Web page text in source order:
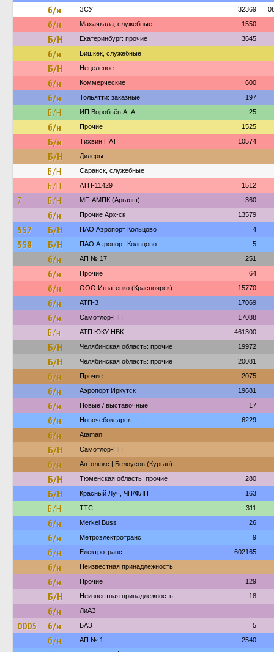
б/н ЗСУ 32369
б/н Махачкала, служебные 1550
Б/Н Екатеринбург: прочие 3645
б/н Бишкек, служебные
Б/Н Нецелевое
б/н Коммерческие 600
б/н Тольятти: заказные 197
Б/Н ИП Воробьёв А. А. 25
б/н Прочие 1525
Б/н Тихвин ПАТ 10574
Б/Н Дилеры
Б/Н Саранск, служебные
Б/Н АТП-11429 1512
7 Б/Н МП АМПК (Аргаяш) 360
б/н Прочие Арх-ск 13579
557 Б/Н ПАО Аэропорт Кольцово 4
558 Б/Н ПАО Аэропорт Кольцово 5
б/н АП № 17 251
б/н Прочие 64
б/н ООО Игнатенко (Красноярск) 15770
б/н АТП-3 17069
б/н Самотлор-НН 17088
Б/н АТП ЮКУ НВК 461300
Б/Н Челябинская область: прочие 19972
Б/Н Челябинская область: прочие 20081
б/н Прочие 2075
б/н Аэропорт Иркутск 19681
б/н Новые / выставочные 17
б/н Новочебоксарск 6229
б/н Ataman
Б/Н Самотлор-НН
б/н Автолюкс | Белоусов (Курган)
Б/Н Тюменская область: прочие 280
Б/Н Красный Луч, ЧП/ФЛП 163
Б/Н ТТС 311
б/н Merkel Buss 26
б/н Метроэлектротранс 9
б/н Електротранс 602165
б/н Неизвестная принадлежность
б/н Прочие 129
Б/Н Неизвестная принадлежность 18
б/н ЛиАЗ
0005 б/н БАЗ 5
б/н АП № 1 2540